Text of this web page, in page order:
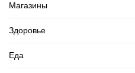
Магазины
Здоровье
Еда